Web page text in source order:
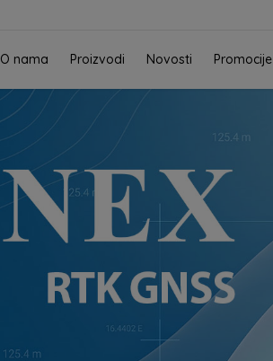
O nama Proizvodi Novosti Promocije